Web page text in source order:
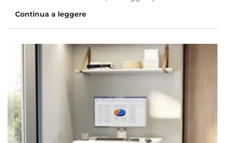
Continua a leggere